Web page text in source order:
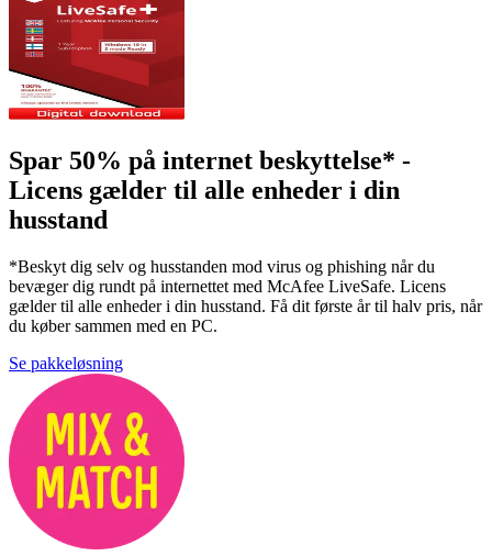
Spar 50% på internet beskyttelse* -
Licens gælder til alle enheder i din
husstand
*Beskyt dig selv og husstanden mod virus og phishing når du
bevæger dig rundt på internettet med McAfee LiveSafe. Licens
gælder til alle enheder i din husstand. Få dit første år til halv pris, når
du køber sammen med en PC.
Se pakkeløsning